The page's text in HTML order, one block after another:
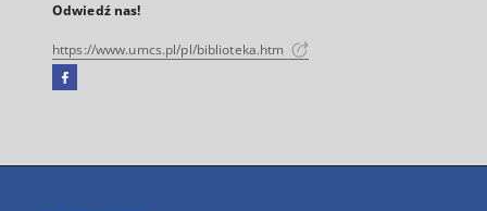
Odwiedź nas!
https://www.umcs.pl/pl/biblioteka.htm
Facebook
się